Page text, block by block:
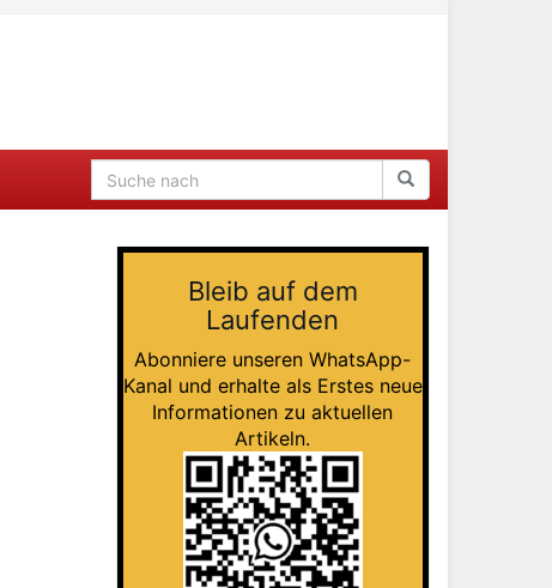
Bleib auf dem
Laufenden
Abonniere unseren WhatsApp-
Kanal und erhalte als Erstes neue
Informationen zu aktuellen
Artikeln.